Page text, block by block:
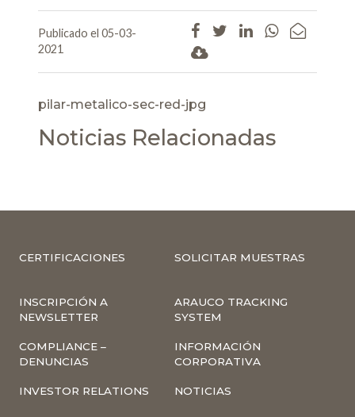
Publicado el 05-03-
2021
pilar-metalico-sec-red-jpg
Noticias Relacionadas
CERTIFICACIONES SOLICITAR MUESTRAS
INSCRIPCIÓN A
NEWSLETTER
ARAUCO TRACKING
SYSTEM
COMPLIANCE –
DENUNCIAS
INFORMACIÓN
CORPORATIVA
INVESTOR RELATIONS NOTICIAS